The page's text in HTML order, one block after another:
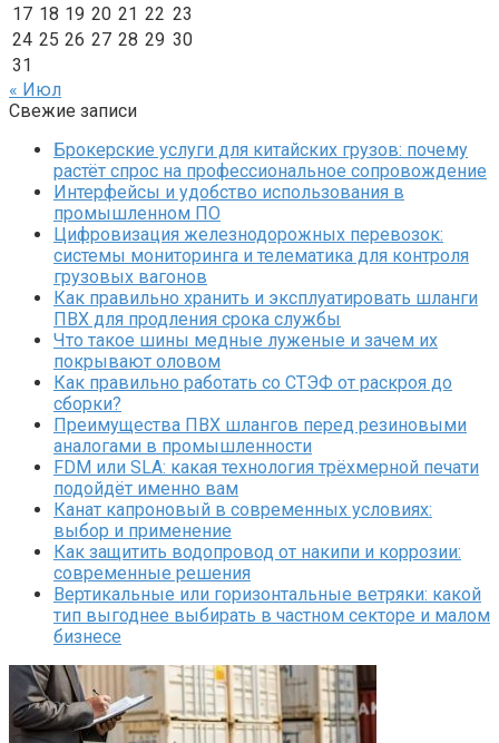
17 18 19 20 21 22 23
24 25 26 27 28 29 30
31
« Июл
Свежие записи
Брокерские услуги для китайских грузов: почему
растёт спрос на профессиональное сопровождение
Интерфейсы и удобство использования в
промышленном ПО
Цифровизация железнодорожных перевозок:
системы мониторинга и телематика для контроля
грузовых вагонов
Как правильно хранить и эксплуатировать шланги
ПВХ для продления срока службы
Что такое шины медные луженые и зачем их
покрывают оловом
Как правильно работать со СТЭФ от раскроя до
сборки?
Преимущества ПВХ шлангов перед резиновыми
аналогами в промышленности
FDM или SLA: какая технология трёхмерной печати
подойдёт именно вам
Канат капроновый в современных условиях:
выбор и применение
Как защитить водопровод от накипи и коррозии:
современные решения
Вертикальные или горизонтальные ветряки: какой
тип выгоднее выбирать в частном секторе и малом
бизнесе